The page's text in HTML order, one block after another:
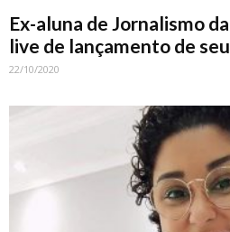
Ex-aluna de Jornalismo
live de lançamento de
22/10/2020